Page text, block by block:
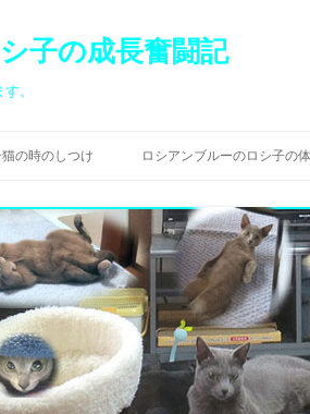
子の成長奮闘記
。
ン
へ
ス
キ
ッ
プ
の時のしつけ ロシアンブルーのロシ子の